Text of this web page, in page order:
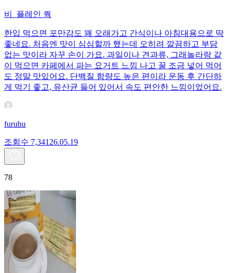
비_플레인 쿽
한입 먹으면 포만감도 꽤 오래가고 간식이나 아침대용으로 딱
좋네요. 처음엔 맛이 심심할까 했는데 오히려 깔끔하고 부담
없는 맛이라 자꾸 손이 가요. 과일이나 견과류, 그래놀라랑 같
이 먹으면 카페에서 파는 요거트 느낌 나고 꿀 조금 넣어 먹어
도 정말 맛있어요. 단백질 함량도 높은 편이라 운동 후 간단하
게 먹기 좋고, 유산균 들어 있어서 속도 편안한 느낌이었어요.
furuhu
조회수 7,341 26.05.19
78